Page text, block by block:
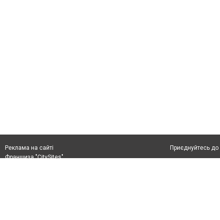
Реклама на сайті
Франшиза "CitySites"
Приєднуйтесь до